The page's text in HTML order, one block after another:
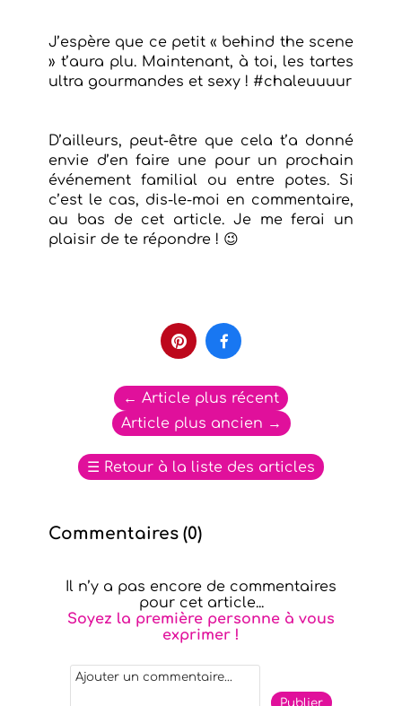
J’espère que ce petit « behind the scene
» t’aura plu. Maintenant, à toi, les tartes
ultra gourmandes et sexy ! #chaleuuuur
D’ailleurs, peut-être que cela t’a donné
envie d’en faire une pour un prochain
événement familial ou entre potes. Si
c’est le cas, dis-le-moi en commentaire,
au bas de cet article. Je me ferai un
plaisir de te répondre ! 😉
 
← Article plus récent
Article plus ancien →
☰ Retour à la liste des articles
Commentaires (0)
Il n’y a pas encore de commentaires
pour cet article...
Soyez la première personne à vous
exprimer !
Publier